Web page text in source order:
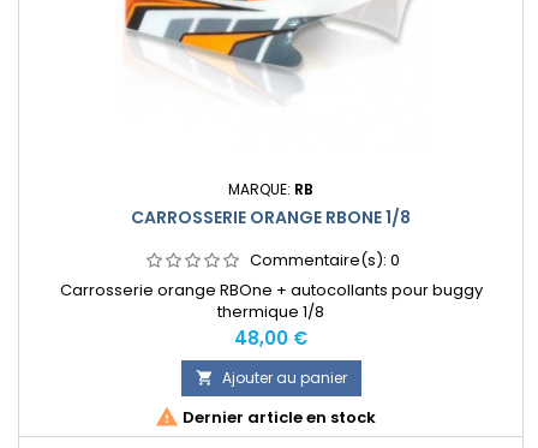
MARQUE: RB
CARROSSERIE ORANGE RBONE 1/8
Commentaire(s): 0
Carrosserie orange RBOne + autocollants pour buggy
thermique 1/8
Prix
48,00 €
 Ajouter au panier
 Dernier article en stock